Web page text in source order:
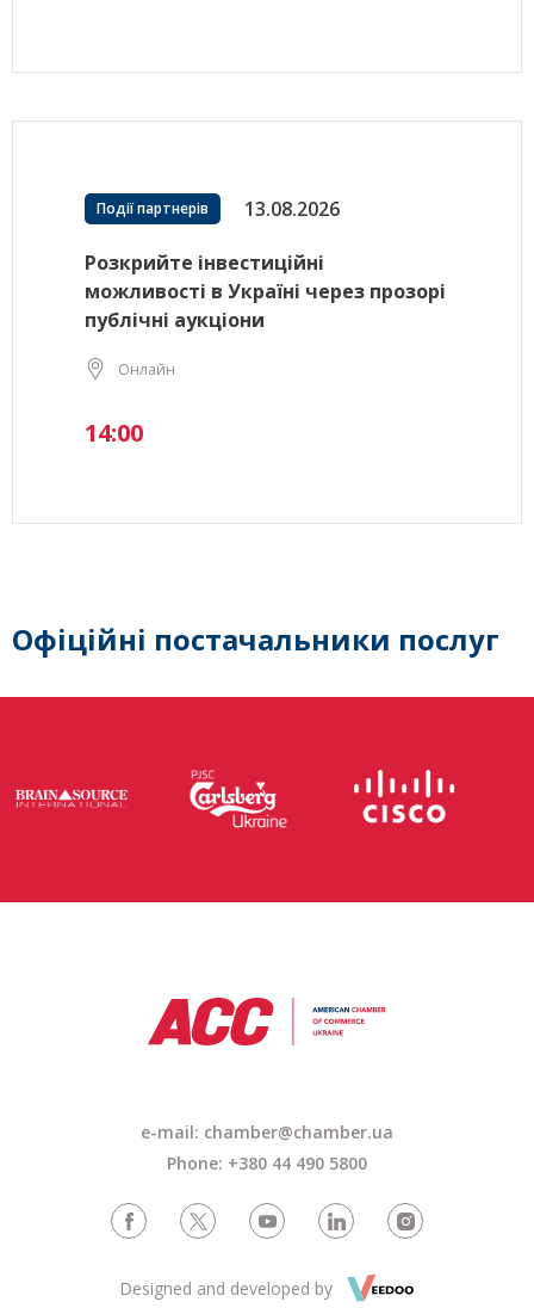
Події партнерів 13.08.2026
Розкрийте інвестиційні
можливості в Україні через прозорі
публічні аукціони
Онлайн
14:00
Офіційні постачальники послуг
e-mail: chamber@chamber.ua
Phone: +380 44 490 5800
Designed and developed by